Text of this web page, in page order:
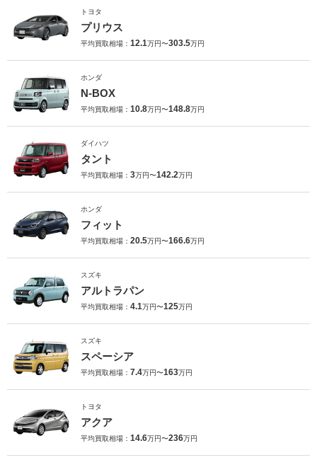
トヨタ
プリウス
平均買取相場： 12.1万円〜303.5万円
ホンダ
N-BOX
平均買取相場： 10.8万円〜148.8万円
ダイハツ
タント
平均買取相場： 3万円〜142.2万円
ホンダ
フィット
平均買取相場： 20.5万円〜166.6万円
スズキ
アルトラパン
平均買取相場： 4.1万円〜125万円
スズキ
スペーシア
平均買取相場： 7.4万円〜163万円
トヨタ
アクア
平均買取相場： 14.6万円〜236万円